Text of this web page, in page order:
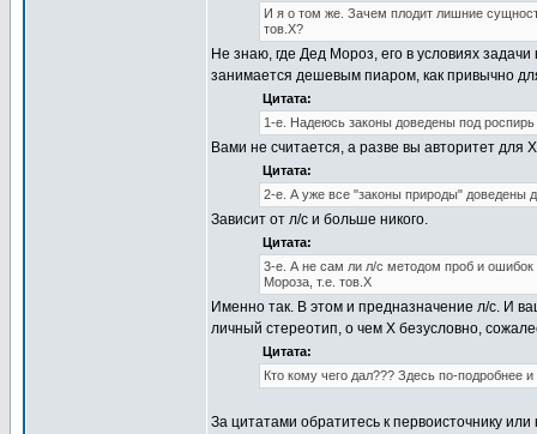
И я о том же. Зачем плодит лишние
тов.Х?
Не знаю, где Дед Мороз, его в условиях
занимается дешевым пиаром, как привычно
Цитата:
1-е. Надеюсь законы доведены под
Вами не считается, а разве вы авторитет для
Цитата:
2-е. А уже все "законы природы" доведены
Зависит от л/с и больше никого.
Цитата:
3-е. А не сам ли л/с методом проб и
Мороза, т.е. тов.Х
Именно так. В этом и предназначение л/с. И
личный стереотип, о чем Х безусловно,
Цитата:
Кто кому чего дал??? Здесь по-подробнее
За цитатами обратитесь к первоисточнику